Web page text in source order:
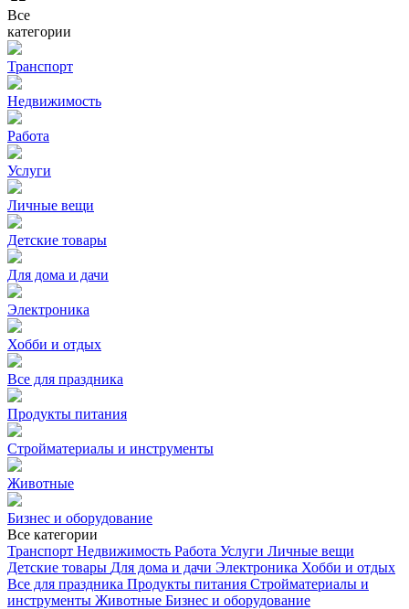
Все
категории
Транспорт
Недвижимость
Работа
Услуги
Личные вещи
Детские товары
Для дома и дачи
Электроника
Хобби и отдых
Все для праздника
Продукты питания
Стройматериалы и инструменты
Животные
Бизнес и оборудование
Все категории
Транспорт Недвижимость Работа Услуги Личные вещи
Детские товары Для дома и дачи Электроника Хобби и отдых
Все для праздника Продукты питания Стройматериалы и
инструменты Животные Бизнес и оборудование